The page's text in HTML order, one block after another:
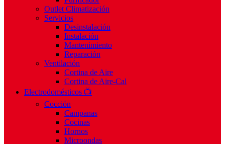
Outlet Climatización
Servicios
Desinstalación
Instalación
Mantenimiento
Reparación
Ventilación
Cortina de Aire
Cortina de Aire-Cal
Electrodomésticos 📺
Cocción
Campanas
Cocinas
Hornos
Microondas